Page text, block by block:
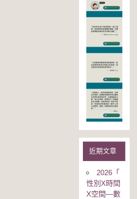
近期文章
2026「
性別Χ時間
Χ空間—數